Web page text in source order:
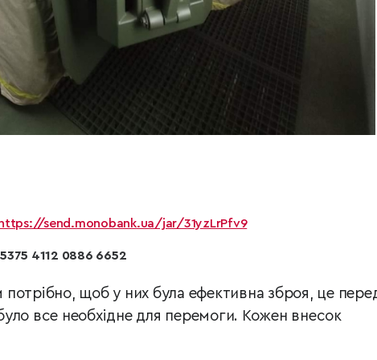
https://send.monobank.ua/jar/31yzLrPfv9
4112 0886 6652
потрібно, щоб у них була ефективна зброя, це
все необхідне для перемоги. Кожен внесок